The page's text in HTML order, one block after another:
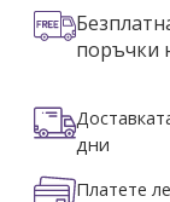
поръчки
дни
Платете